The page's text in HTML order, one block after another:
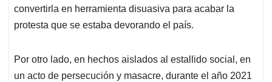
convertirla en herramienta disuasiva para acabar la
protesta que se estaba devorando el país.
Por otro lado, en hechos aislados al estallido social, en
un acto de persecución y masacre, durante el año 2021